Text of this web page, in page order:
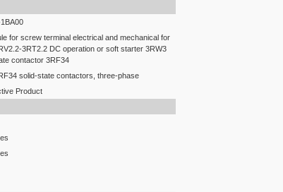
for screw terminal electrical and mechanical for
3RT2.2 DC operation or soft starter 3RW3
contactor 3RF34
solid-state contactors, three-phase
Product